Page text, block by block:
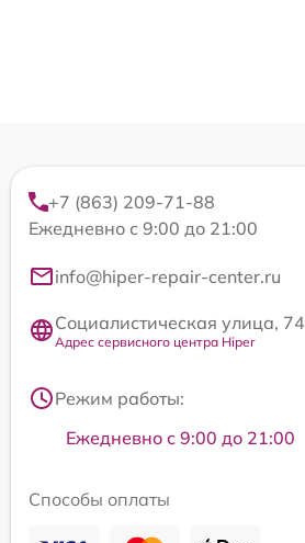
+7 (863) 209-71-88
Ежедневно с 9:00 до 21:00
info@hiper-repair-center.ru
Социалистическая улица, 74
Адрес сервисного центра Hiper
Режим работы:
Ежедневно с 9:00 до 21:00
Способы оплаты